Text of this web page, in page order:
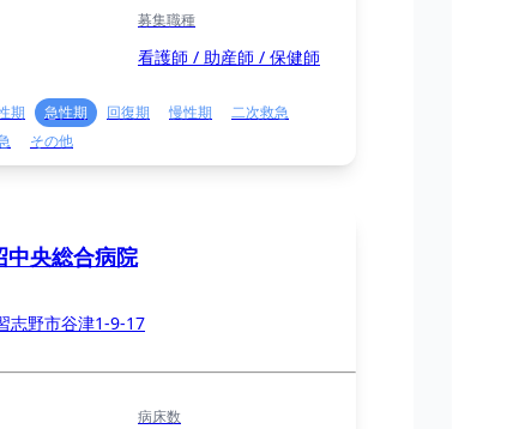
募集職種
看護師 / 助産師 / 保健師
期 急性期 回復期 慢性期
二次救急
その他
中央総合病院
志野市谷津1-9-17
病床数